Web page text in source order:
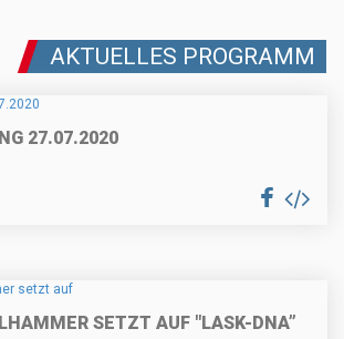
AKTUELLES PROGRAMM
27.07.2020
SETZT AUF "LASK-DNA”